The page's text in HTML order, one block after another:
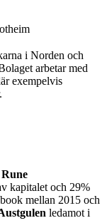
i Norden och
arbetar med
exempelvis
kapitalet och 29%
mellan 2015 och
ledamot i